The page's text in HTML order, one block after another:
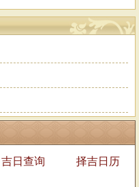
吉日查询
择吉日历